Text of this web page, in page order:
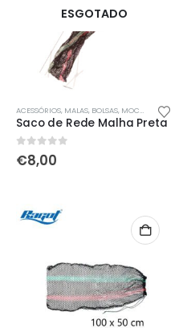
ESGOTADO
ACESSÓRIOS, MALAS, BOLSAS, MOCHILAS & SACOS
Saco de Rede Malha Preta
0out of 5
€8,00